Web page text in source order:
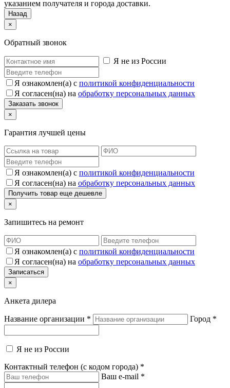
указанием получателя и города доставки.
Назад
×
Обратный звонок
Я не из России
Я ознакомлен(а) с политикой конфиденциальности
Я согласен(на) на обработку персональных данных
×
Гарантия лучшей цены
Я ознакомлен(а) с политикой конфиденциальности
Я согласен(на) на обработку персональных данных
×
Запишитесь на ремонт
Я ознакомлен(а) с политикой конфиденциальности
Я согласен(на) на обработку персональных данных
×
Анкета дилера
Название организации * Город *
Я не из России
Контактный телефон (с кодом города) *
Ваш e-mail *